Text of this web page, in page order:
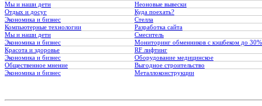
Мы и наши дети
Неоновые вывески
Отдых и досуг
Куда поехать?
Экономика и бизнес
Стелла
Компьютерные технологии
Разработка сайта
Мы и наши дети
Смеситель
Экономика и бизнес
Мониторинг обменников с кэшбеком до 30%
Красота и здоровье
RF лифтинг
Экономика и бизнес
Оборудование медицинское
Общественное мнение
Выгодное строительство
Экономика и бизнес
Металлоконструкции